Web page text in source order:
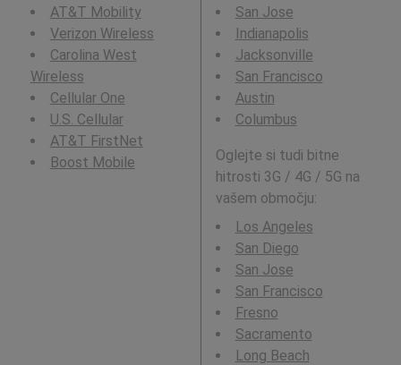
AT&T Mobility
Verizon Wireless
Carolina West
Wireless
Cellular One
U.S. Cellular
AT&T FirstNet
Boost Mobile
San Jose
Indianapolis
Jacksonville
San Francisco
Austin
Columbus
Oglejte si tudi bitne
hitrosti 3G / 4G / 5G na
vašem območju:
Los Angeles
San Diego
San Jose
San Francisco
Fresno
Sacramento
Long Beach